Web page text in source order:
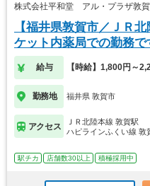
株式会社平和堂 アル・プラザ敦賀
【福井県敦賀市／ＪＲ
ケット内薬局での勤務で
給与 【時給】1,800円～
勤務地 福井県 敦賀市
アクセス
ＪＲ北陸本線 敦賀駅
ハピラインふくい線
駅チカ 店舗数30以上 積極採用中